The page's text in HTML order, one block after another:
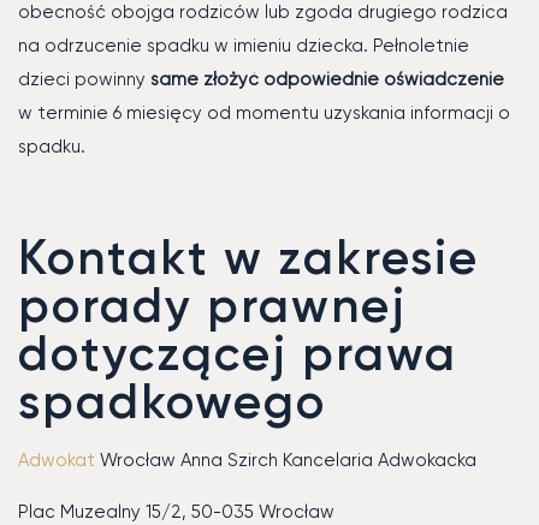
obecność obojga rodziców lub zgoda drugiego rodzica
na odrzucenie spadku w imieniu dziecka. Pełnoletnie
dzieci powinny same złożyć odpowiednie oświadczenie
w terminie 6 miesięcy od momentu uzyskania informacji o
spadku.
Kontakt w zakresie
porady prawnej
dotyczącej prawa
spadkowego
Adwokat Wrocław Anna Szirch Kancelaria Adwokacka
Plac Muzealny 15/2, 50-035 Wrocław